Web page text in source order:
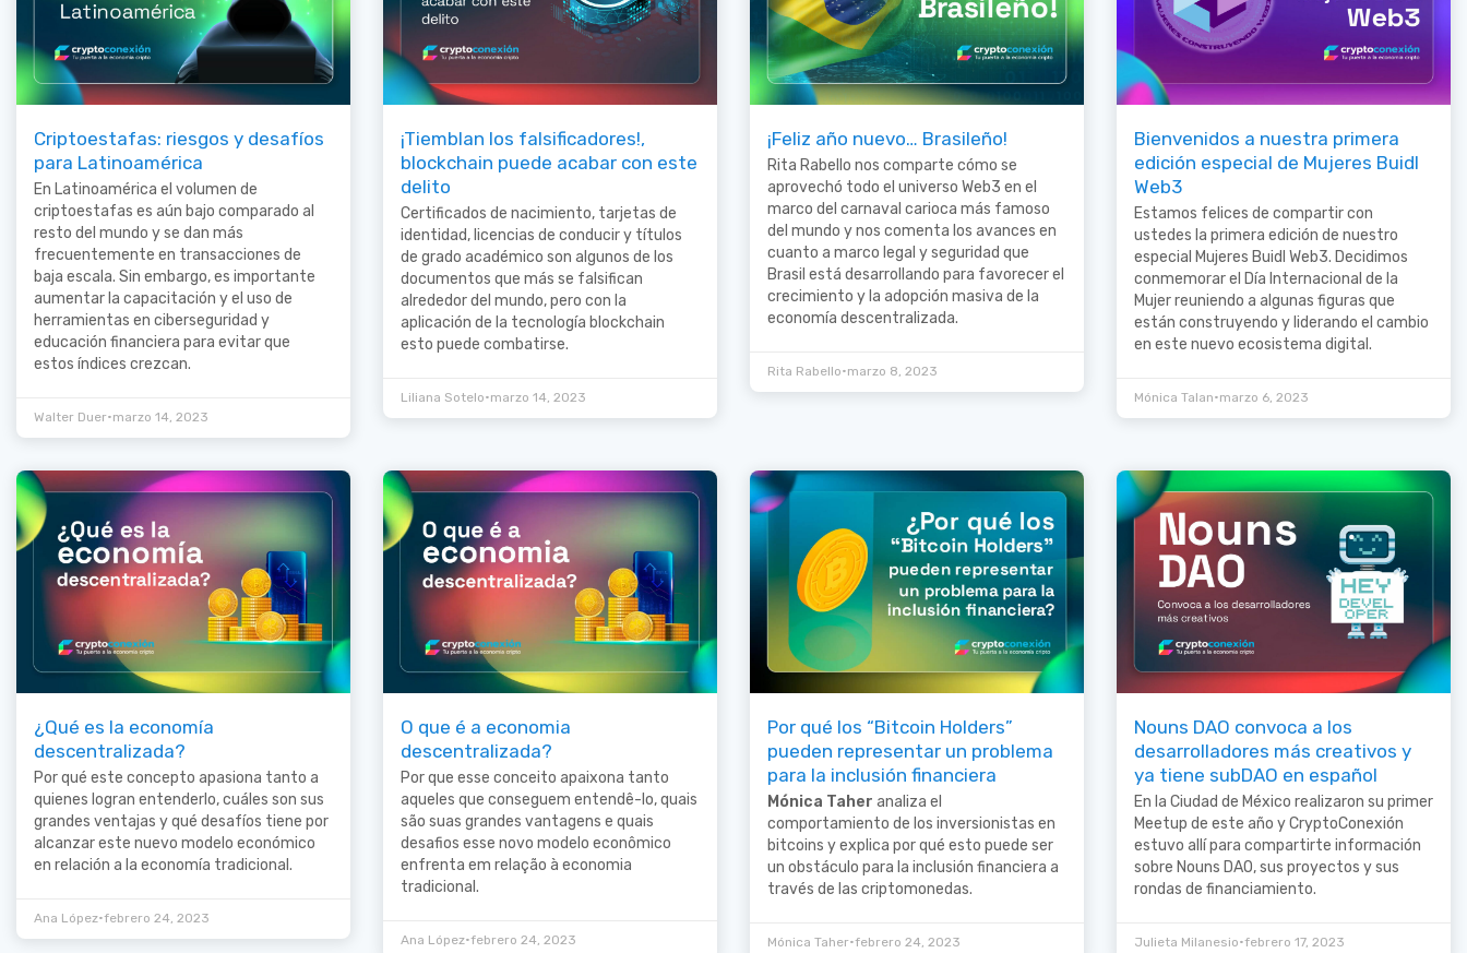
Criptoestafas: riesgos y desafíos
para Latinoamérica
En Latinoamérica el volumen de
criptoestafas es aún bajo comparado al
resto del mundo y se dan más
frecuentemente en transacciones de
baja escala. Sin embargo, es importante
aumentar la capacitación y el uso de
herramientas en ciberseguridad y
educación financiera para evitar que
estos índices crezcan.
Walter Duer•marzo 14, 2023
¡Tiemblan los falsificadores!,
blockchain puede acabar con este
delito
Certificados de nacimiento, tarjetas de
identidad, licencias de conducir y títulos
de grado académico son algunos de los
documentos que más se falsifican
alrededor del mundo, pero con la
aplicación de la tecnología blockchain
esto puede combatirse.
Liliana Sotelo•marzo 14, 2023
¡Feliz año nuevo… Brasileño!
Rita Rabello nos comparte cómo se
aprovechó todo el universo Web3 en el
marco del carnaval carioca más famoso
del mundo y nos comenta los avances en
cuanto a marco legal y seguridad que
Brasil está desarrollando para favorecer el
crecimiento y la adopción masiva de la
economía descentralizada.
Rita Rabello•marzo 8, 2023
Bienvenidos a nuestra primera
edición especial de Mujeres Buidl
Web3
Estamos felices de compartir con
ustedes la primera edición de nuestro
especial Mujeres Buidl Web3. Decidimos
conmemorar el Día Internacional de la
Mujer reuniendo a algunas figuras que
están construyendo y liderando el cambio
en este nuevo ecosistema digital.
Mónica Talan•marzo 6, 2023
¿Qué es la economía
descentralizada?
Por qué este concepto apasiona tanto a
quienes logran entenderlo, cuáles son sus
grandes ventajas y qué desafíos tiene por
alcanzar este nuevo modelo económico
en relación a la economía tradicional.
Ana López•febrero 24, 2023
O que é a economia
descentralizada?
Por que esse conceito apaixona tanto
aqueles que conseguem entendê-lo, quais
são suas grandes vantagens e quais
desafios esse novo modelo econômico
enfrenta em relação à economia
tradicional.
Ana López•febrero 24, 2023
Por qué los “Bitcoin Holders”
pueden representar un problema
para la inclusión financiera
Mónica Taher analiza el
comportamiento de los inversionistas en
bitcoins y explica por qué esto puede ser
un obstáculo para la inclusión financiera a
través de las criptomonedas.
Mónica Taher•febrero 24, 2023
Nouns DAO convoca a los
desarrolladores más creativos y
ya tiene subDAO en español
En la Ciudad de México realizaron su primer
Meetup de este año y CryptoConexión
estuvo allí para compartirte información
sobre Nouns DAO, sus proyectos y sus
rondas de financiamiento.
Julieta Milanesio•febrero 17, 2023